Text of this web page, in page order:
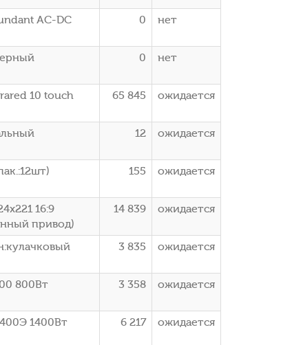
AC-DC
0 нет
0 нет
10 touch
65 845 ожидается
12 ожидается
155 ожидается
16:9
привод)
14 839 ожидается
3 835 ожидается
800Вт
3 358 ожидается
1400Вт
6 217 ожидается